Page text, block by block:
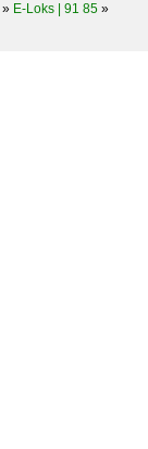
» E-Loks | 91 85 »